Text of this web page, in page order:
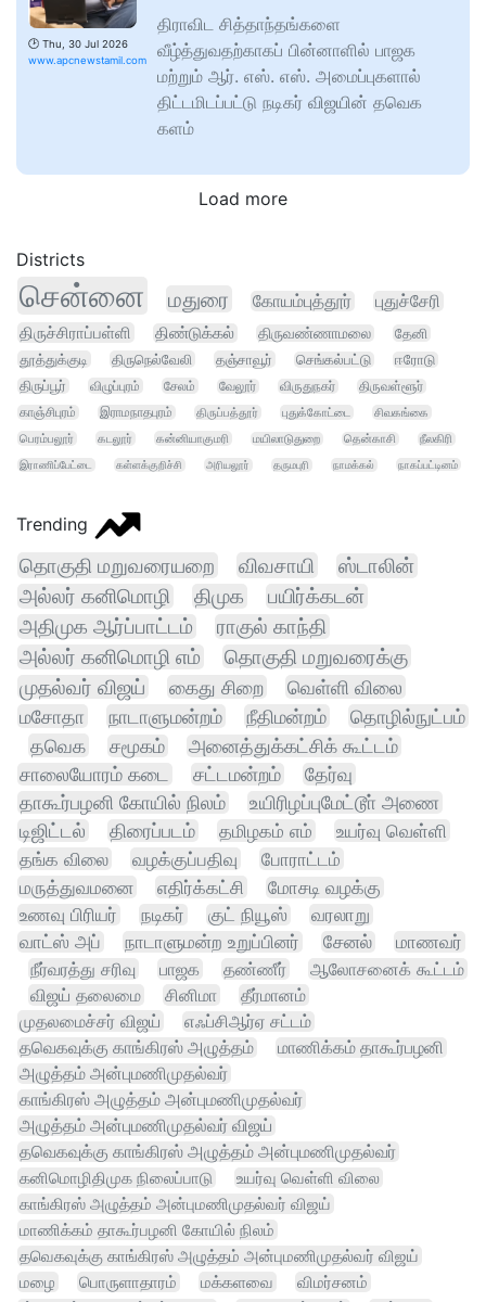
🕑 Thu, 30 Jul 2026
www.apcnewstamil.com
திராவிட சித்தாந்தங்களை
வீழ்த்துவதற்காகப் பின்னாளில் பாஜக
மற்றும் ஆர். எஸ். எஸ். அமைப்புகளால்
திட்டமிடப்பட்டு நடிகர் விஜயின் தவெக
களம்
Load more
Districts
சென்னை மதுரை கோயம்புத்தூர்
புதுச்சேரி
திருச்சிராப்பள்ளி
திண்டுக்கல் திருவண்ணாமலை
தேனி
தூத்துக்குடி
திருநெல்வேலி தஞ்சாவூர் செங்கல்பட்டு
ஈரோடு
திருப்பூர்
விழுப்புரம் சேலம் வேலூர் விருதுநகர்
திருவள்ளூர்
காஞ்சிபுரம்
இராமநாதபுரம் திருப்பத்தூர் புதுக்கோட்டை
சிவகங்கை
பெரம்பலூர்
கடலூர் கன்னியாகுமரி மயிலாடுதுறை தென்காசி
நீலகிரி
இராணிப்பேட்டை
கள்ளக்குறிச்சி அரியலூர் தருமபுரி நாமக்கல் நாகப்பட்டினம்
Trending
தொகுதி மறுவரையறை விவசாயி
ஸ்டாலின்
அல்லர் கனிமொழி
திமுக
பயிர்க்கடன்
அதிமுக ஆர்ப்பாட்டம்
ராகுல் காந்தி
அல்லர் கனிமொழி எம்
தொகுதி மறுவரைக்கு
முதல்வர் விஜய்
கைது சிறை
வெள்ளி விலை
மசோதா
நாடாளுமன்றம் நீதிமன்றம்
தொழில்நுட்பம்
தவெக
சமூகம்
அனைத்துக்கட்சிக் கூட்டம்
சாலையோரம் கடை
சட்டமன்றம்
தேர்வு
தாகூர்பழனி கோயில் நிலம்
உயிரிழப்புமேட்டூா் அணை
டிஜிட்டல்
திரைப்படம் தமிழகம் எம்
உயர்வு வெள்ளி
தங்க விலை
வழக்குப்பதிவு
போராட்டம்
மருத்துவமனை
எதிர்க்கட்சி
மோசடி வழக்கு
உணவு பிரியர்
நடிகர் குட் நியூஸ்
வரலாறு
வாட்ஸ் அப்
நாடாளுமன்ற உறுப்பினர் சேனல்
மாணவர்
நீர்வரத்து சரிவு
பாஜக தண்ணீர்
ஆலோசனைக் கூட்டம்
விஜய் தலைமை
சினிமா
தீர்மானம்
முதலமைச்சர் விஜய்
எஃப்சிஆர்ஏ சட்டம்
தவெகவுக்கு காங்கிரஸ் அழுத்தம்
மாணிக்கம் தாகூர்பழனி
அழுத்தம் அன்புமணிமுதல்வர்
காங்கிரஸ் அழுத்தம் அன்புமணிமுதல்வர்
அழுத்தம் அன்புமணிமுதல்வர் விஜய்
தவெகவுக்கு காங்கிரஸ் அழுத்தம் அன்புமணிமுதல்வர்
கனிமொழிதிமுக நிலைப்பாடு
உயர்வு வெள்ளி விலை
காங்கிரஸ் அழுத்தம் அன்புமணிமுதல்வர் விஜய்
மாணிக்கம் தாகூர்பழனி கோயில் நிலம்
தவெகவுக்கு காங்கிரஸ் அழுத்தம் அன்புமணிமுதல்வர் விஜய்
மழை
பொருளாதாரம் மக்களவை விமர்சனம்